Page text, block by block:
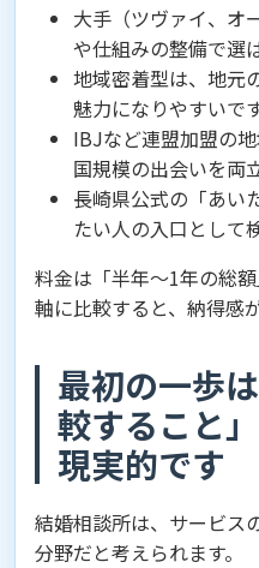
大手（ツヴァイ、オ
や仕組みの整備で選
地域密着型は、地元
魅力になりやすいで
IBJなど連盟加盟の
国規模の出会いを両
長崎県公式の「あい
たい人の入口として
料金は「半年〜1年の総
軸に比較すると、納得感
最初の一歩
較すること
現実的です
結婚相談所は、サービス
分野だと考えられます。